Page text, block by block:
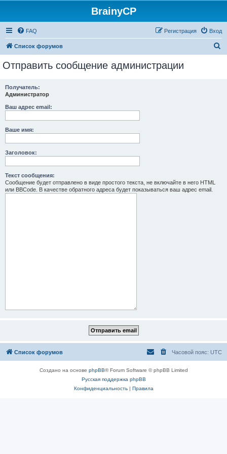
BrainyCP
FAQ Вход
Регистрация
Список форумов
Отправить сообщение администрации
Получатель:
Администратор
Ваш адрес email:
Ваше имя:
Заголовок:
Текст сообщения:
Сообщение будет отправлено в виде простого текста, не включайте в него HTML
или BBCode. В качестве обратного адреса будет показываться ваш адрес email.
Список форумов Часовой пояс: UTC
Создано на основе phpBB® Forum Software © phpBB Limited
Русская поддержка phpBB
Конфиденциальность| Правила